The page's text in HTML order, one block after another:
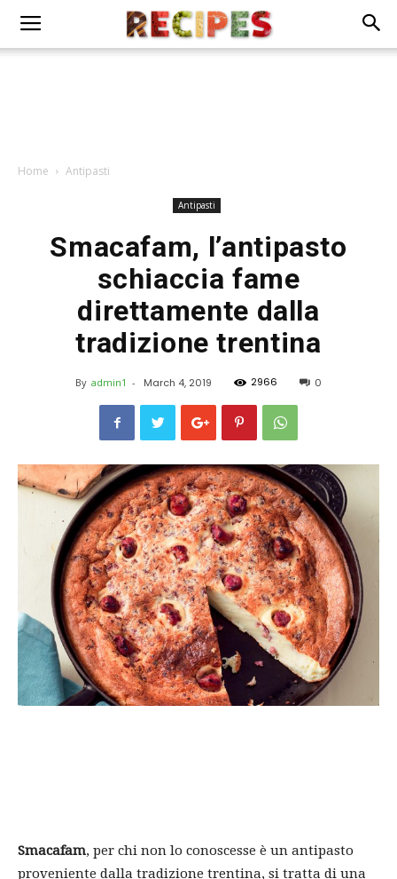
Home Antipasti
Antipasti
Smacafam, l’antipasto
schiaccia fame
direttamente dalla
tradizione trentina
By admin1 - March 4, 2019 2966 0
Smacafam, per chi non lo conoscesse è un antipasto
proveniente dalla tradizione trentina, si tratta di una